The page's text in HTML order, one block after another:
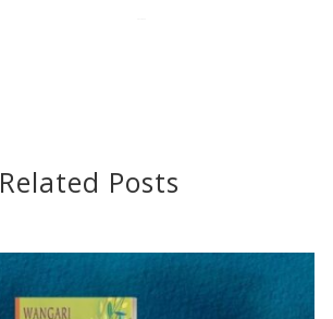
Related Posts